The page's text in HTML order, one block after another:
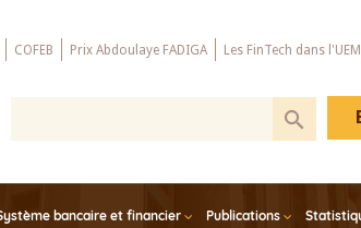
COFEB Prix Abdoulaye FADIGA Les FinTech dans
bancaire et financier Publications